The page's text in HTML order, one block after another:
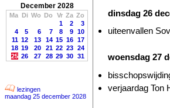
December 2028
Ma Di Wo Do Vr Za Zo
1
2
3
4
5 6 7 8 9 10
11 12 13 14 15 16 17
18 19 20 21 22 23 24
25 26 27 28 29 30 31
lezingen
maandag 25 december 2028
dinsdag 26
uiteenvallen
woensdag 27
verjaardag Ton